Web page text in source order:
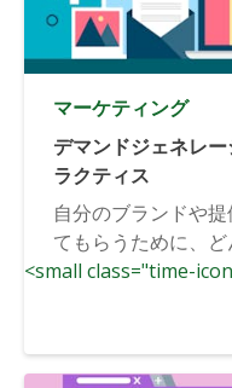
マーケティング
デマンドジェネレ
ラクティス
自分のブランドや
てもらうために、ど
<small class="time-